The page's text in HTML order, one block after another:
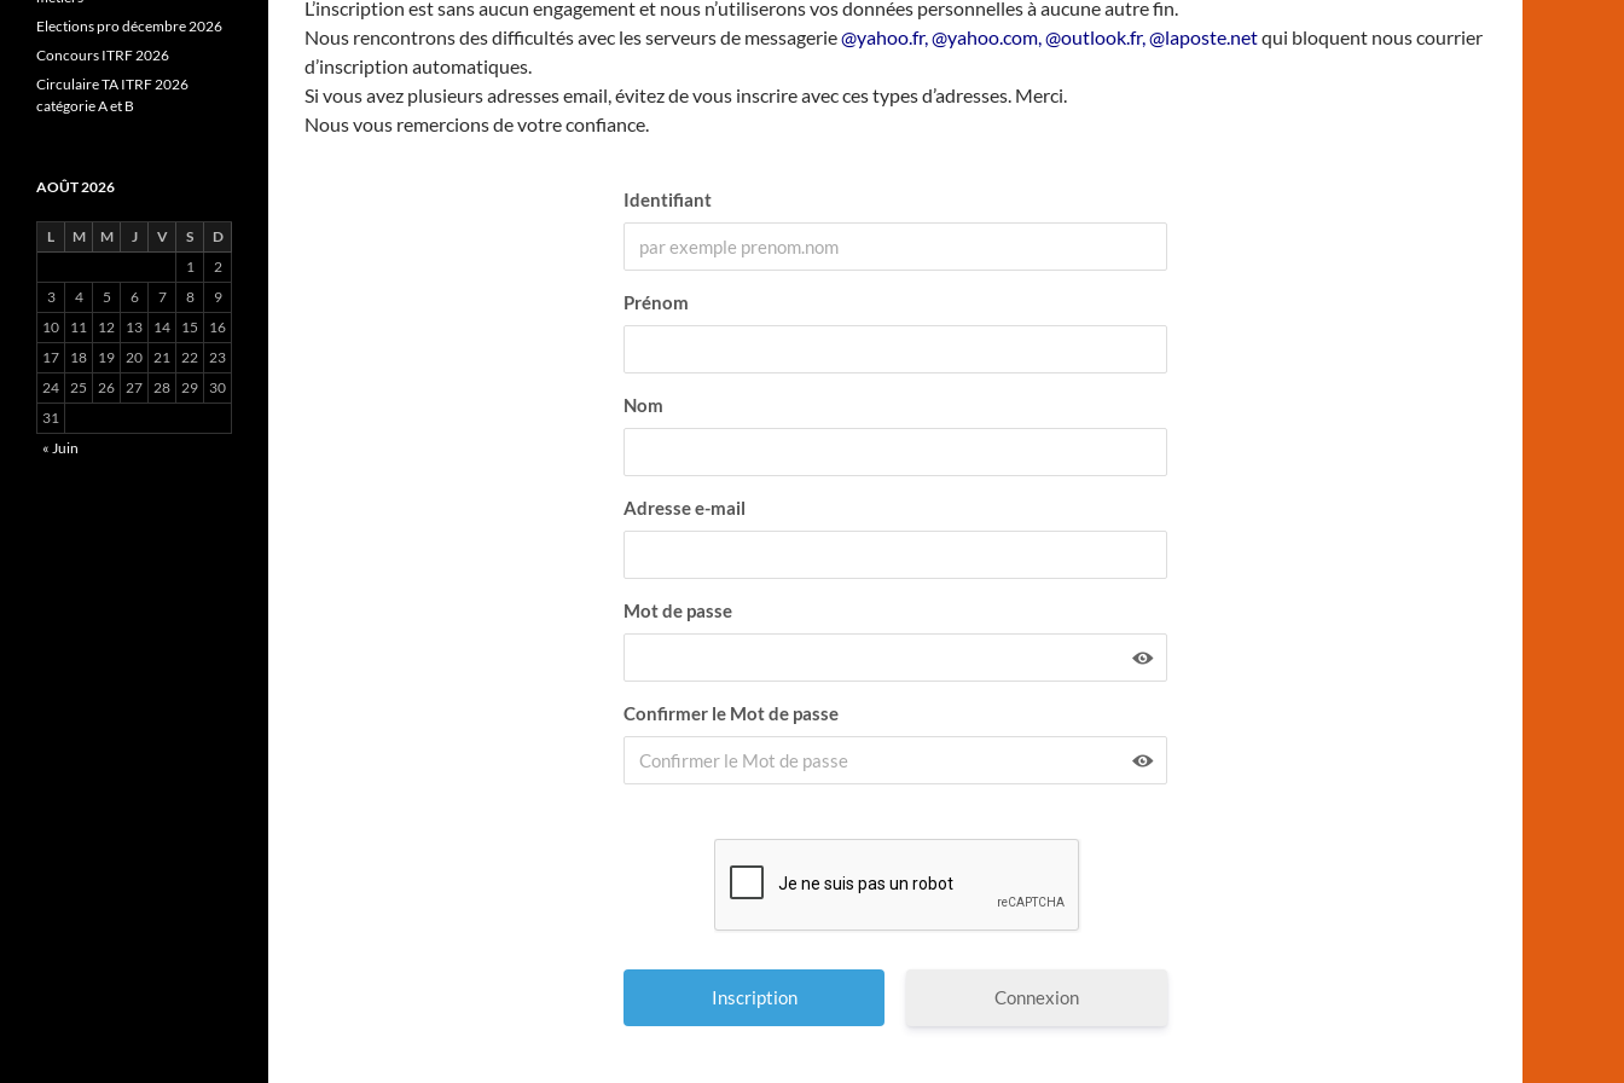
L’inscription est sans aucun engagement et nous n’utiliserons vos données personnelles à aucune autre fin.
Nous rencontrons des difficultés avec les serveurs de messagerie@yahoo.fr, @yahoo.com, @outlook.fr, @laposte.netqui bloquent nous courrier
d’inscription automatiques.
Si vous avez plusieurs adresses email, évitez de vous inscrire avec ces types d’adresses. Merci.
Nous vous remercions de votre confiance.
Identifiant
Prénom
Nom
Adresse e-mail
Mot de passe
Confirmer le Mot de passe
Connexion
Elections pro décembre 2026
Concours ITRF 2026
Circulaire TA ITRF 2026
catégorie A et B
AOÛT 2026
L M M J V S
D
1
2
3
4 5 6 7 8
9
10
11 12 13 14 15
16
17
18 19 20 21 22 23
24 25 26 27 28 29
30
31
« Juin